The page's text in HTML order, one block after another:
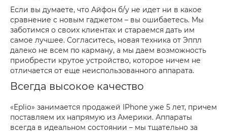
Если вы думаете, что Айфон б/у не идет ни в какое
сравнение с новым гаджетом – вы ошибаетесь. Мы
заботимся о своих клиентах и стараемся дать им
самое лучшее. Согласитесь, новая техника от Эппл
далеко не всем по карману, а мы даем возможность
приобрести крутое устройство, которое ничем не
отличается от еще неиспользованного аппарата.
Всегда высокое качество
«Eplio» занимается продажей IPhone уже 5 лет, причем
поставляем их напрямую из Америки. Аппараты
всегда в идеальном состоянии – мы тщательно за